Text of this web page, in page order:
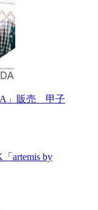
」販売 甲子
artemis by